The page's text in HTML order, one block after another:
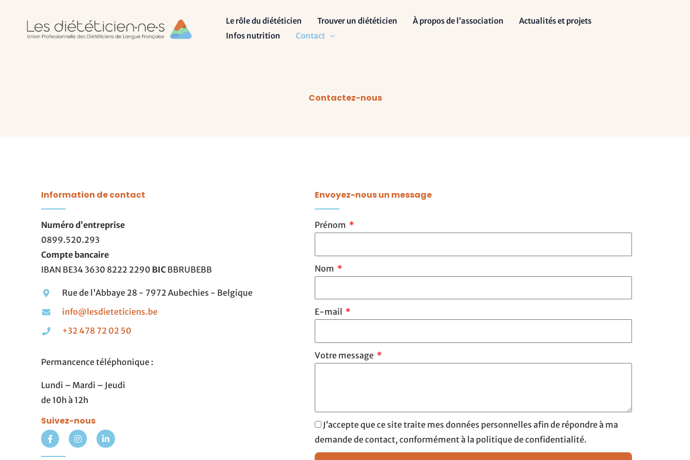
contenu
Le rôle du diététicien Trouver un diététicien À propos de l’association
Actualités et projets
Infos nutrition
Contact
Contactez-nous
Information de contact
Numéro d’entreprise
0899.520.293
Compte bancaire
IBAN BE34 3630 8222 2290 BIC BBRUBEBB
Rue de l'Abbaye 28 - 7972 Aubechies - Belgique
info@lesdieteticiens.be
+32 478 72 02 50
Permancence téléphonique :
Lundi – Mardi – Jeudi
de 10h à 12h
Suivez-nous
F
a
c
e
I
n
s
L
i
n
Envoyez-nous un message
Prénom
Nom
E-mail
Votre message
J’accepte que ce site traite mes données personnelles afin de répondre à ma
demande de contact, conformément à la politique de confidentialité.